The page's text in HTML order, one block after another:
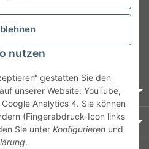
nutzen
gestatten Sie den
unserer Website: YouTube,
Analytics 4. Sie können
(Fingerabdruck-Icon links
Sie unter Konfigurieren und
.